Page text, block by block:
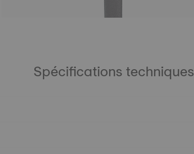
Spécifications techniques